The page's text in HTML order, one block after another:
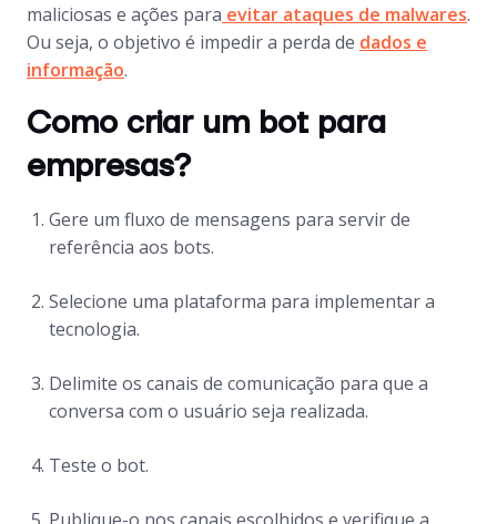
maliciosas e ações para evitar ataques de malwares.
Ou seja, o objetivo é impedir a perda de dados e
informação.
Como criar um bot para
empresas?
Gere um fluxo de mensagens para servir de
referência aos bots.
Selecione uma plataforma para implementar a
tecnologia.
Delimite os canais de comunicação para que a
conversa com o usuário seja realizada.
Teste o bot.